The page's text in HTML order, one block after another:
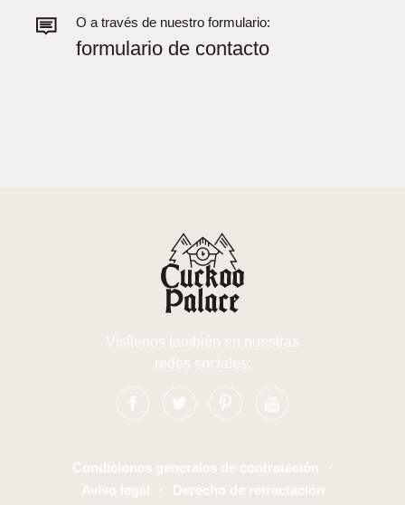
O a través de nuestro formulario:
formulario de contacto
Visítenos también en nuestras
redes sociales:
Condiciones generales de contratación
·
Aviso legal
· Derecho de retractación